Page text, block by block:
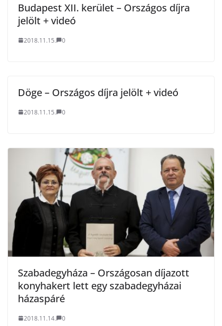
Budapest XII. kerület – Országos díjra
jelölt + videó
2018.11.15. 0
Döge – Országos díjra jelölt + videó
2018.11.15. 0
Szabadegyháza – Országosan díjazott
konyhakert lett egy szabadegyházai
házaspáré
2018.11.14. 0